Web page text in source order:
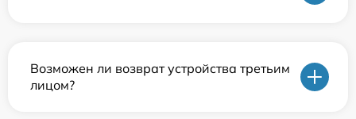
Возможен ли возврат устройства третьим
лицом?